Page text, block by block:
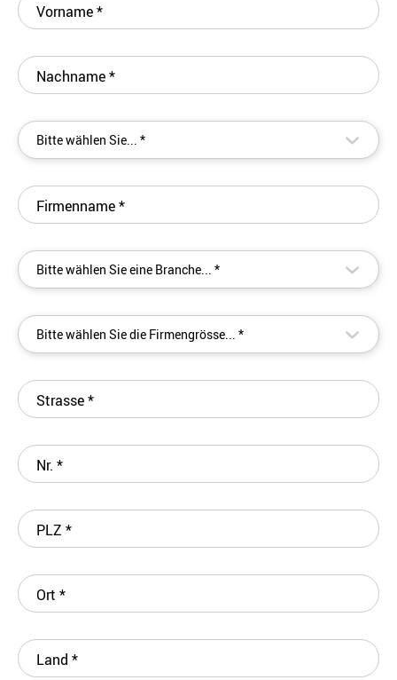
Vorname*
Nachname*
Bitte wählen Sie... *
Firmenname*
Bitte wählen Sie eine Branche... *
Bitte wählen Sie die Firmengrösse... *
Strasse*
Nr. *
PLZ *
Ort *
Land *